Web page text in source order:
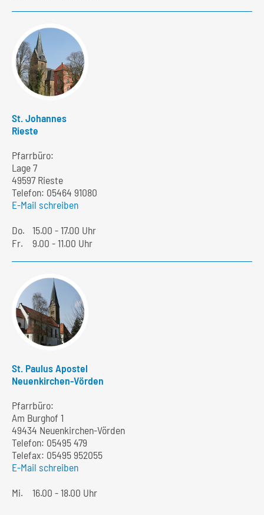
St. Johannes
Rieste
Pfarrbüro:
Lage 7
49597 Rieste
Telefon: 05464 91080
E-Mail schreiben
Do.
15.00 - 17.00 Uhr
Fr.
9.00 - 11.00 Uhr
St. Paulus Apostel
Neuenkirchen-Vörden
Pfarrbüro:
Am Burghof 1
49434 Neuenkirchen-Vörden
Telefon: 05495 479
Telefax: 05495 952055
E-Mail schreiben
Mi.
16.00 - 18.00 Uhr